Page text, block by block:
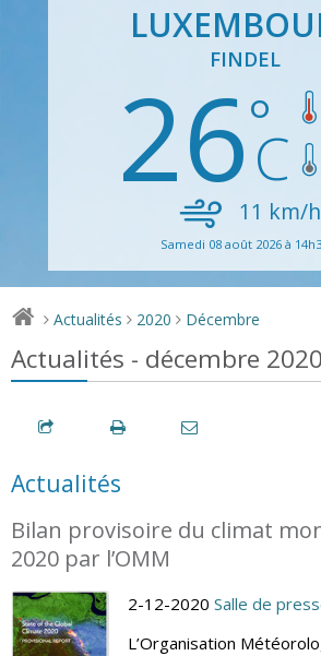
FINDEL
2611 km/h
Samedi 08 août 2026 à
> Actualités > 2020 > Décembre
Actualités - décembre 2020
Actualités
Bilan provisoire du climat
2020 par l’OMM
2-12-2020 Salle de
L’Organisation